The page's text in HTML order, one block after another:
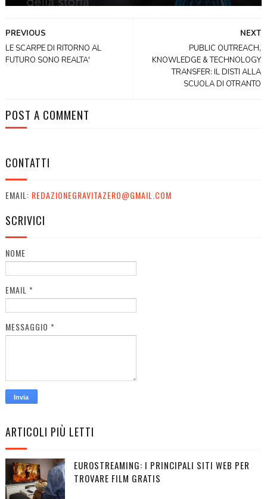
NEXT
PUBLIC OUTREACH,
KNOWLEDGE & TECHNOLOGY
TRANSFER: IL DISTI ALLA
SCUOLA DI OTRANTO
PREVIOUS
LE SCARPE DI RITORNO AL
FUTURO SONO REALTA'
POST A COMMENT
CONTATTI
EMAIL: REDAZIONEGRAVITAZERO@GMAIL.COM
SCRIVICI
NOME
EMAIL *
MESSAGGIO *
ARTICOLI PIÙ LETTI
EUROSTREAMING: I PRINCIPALI SITI WEB PER
TROVARE FILM GRATIS